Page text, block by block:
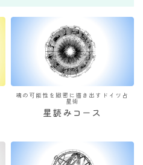
魂の可能性を緻密に描き出すドイツ占
星術
星読みコース